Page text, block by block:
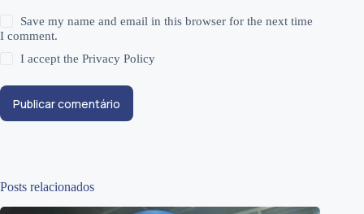
Save my name and email in this browser for the next time
I comment.
I accept thePrivacy Policy
Publicar comentário
Posts relacionados